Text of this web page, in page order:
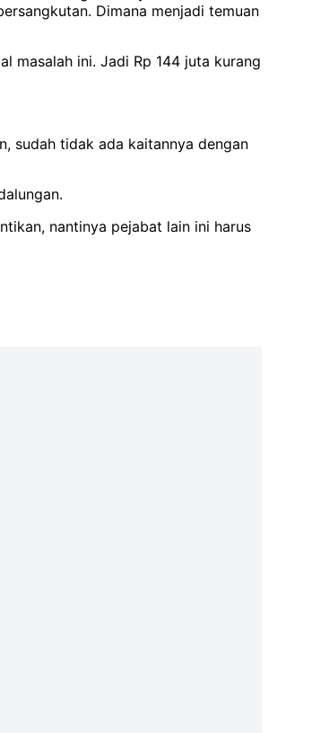
Dimana menjadi temuan
masalah ini. Jadi Rp 144 juta kurang
sudah tidak ada kaitannya dengan
nantinya pejabat lain ini harus